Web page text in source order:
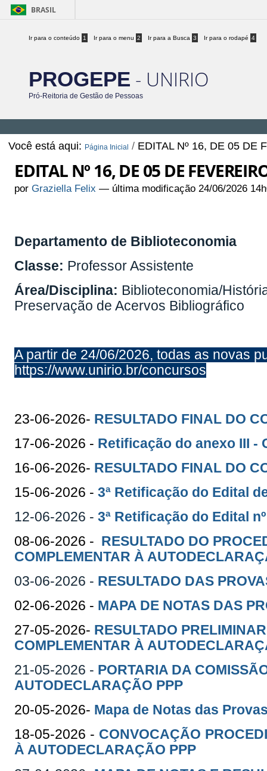
BRASIL
Ir para o conteúdo 1 Ir para o menu 2 Ir para a Busca 3 Ir para o rodapé 4
PROGEPE - UNIRIO
Pró-Reitoria de Gestão de Pessoas
Você está aqui: Página Inicial / EDITAL Nº 16, DE 05 DE
EDITAL Nº 16, DE 05 DE
porGraziella Felix — última modificação 24/06/2026
Departamento de Biblioteconomia
Classe: Professor Assistente
Área/Disciplina: Biblioteconomia/
Preservação de Acervos Bibliográfico
A partir de 24/06/2026, todas as novas
https://www.unirio.br/concursos
23-06-2026- RESULTADO FINAL DO
17-06-2026 - Retificação do anexo III -
16-06-2026- RESULTADO FINAL DO
15-06-2026 -3ª Retificação do Edital
12-06-2026 -3ª Retificação do Edital
08-06-2026 - RESULTADO DO
COMPLEMENTAR À
03-06-2026 - RESULTADO DAS
02-06-2026 - MAPA DE NOTAS DAS
27-05-2026- RESULTADO
COMPLEMENTAR À
21-05-2026 - PORTARIA DA
AUTODECLARAÇÃO PPP
20-05-2026- Mapa de Notas das
18-05-2026 - CONVOCAÇÃO
À AUTODECLARAÇÃO PPP